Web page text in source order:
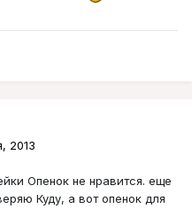
2013
Опенок не нравится. еще
Куду, а вот опенок для